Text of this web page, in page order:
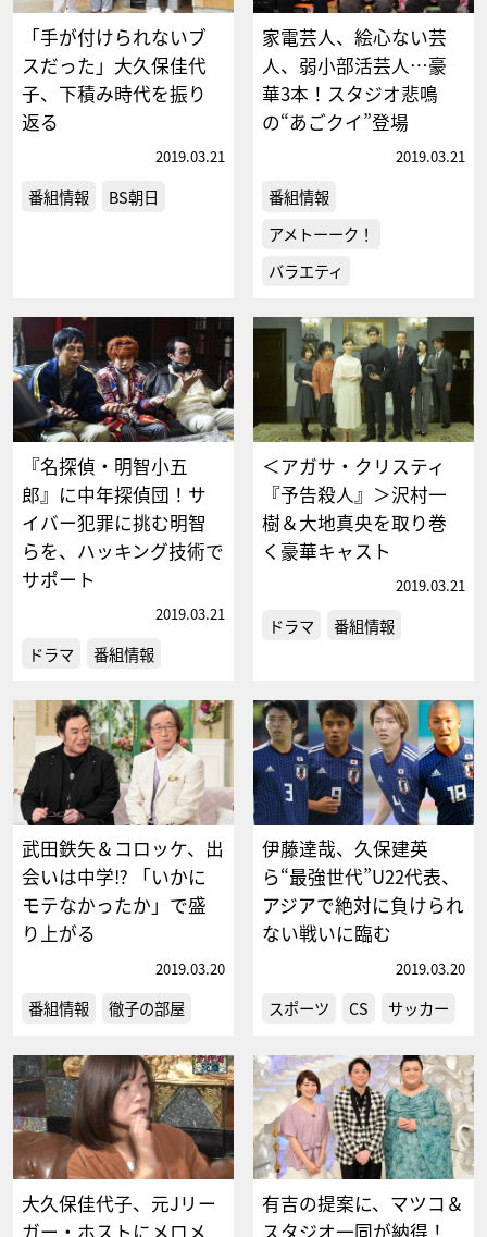
「手が付けられないブ
スだった」大久保佳代
子、下積み時代を振り
返る
2019.03.21
番組情報 BS朝日
家電芸人、絵心ない芸
人、弱小部活芸人…豪
華3本！スタジオ悲鳴
の“あごクイ”登場
2019.03.21
番組情報
アメトーーク！
バラエティ
『名探偵・明智小五
郎』に中年探偵団！サ
イバー犯罪に挑む明智
らを、ハッキング技術で
サポート
2019.03.21
ドラマ 番組情報
＜アガサ・クリスティ
『予告殺人』＞沢村一
樹＆大地真央を取り巻
く豪華キャスト
2019.03.21
ドラマ 番組情報
武田鉄矢＆コロッケ、出
会いは中学⁉ 「いかに
モテなかったか」で盛
り上がる
2019.03.20
番組情報 徹子の部屋
伊藤達哉、久保建英
ら“最強世代”U22代表、
アジアで絶対に負けられ
ない戦いに臨む
2019.03.20
スポーツ CS サッカー
大久保佳代子、元Jリー
ガー・ホストにメロメ
有吉の提案に、マツコ＆
スタジオ一同が納得！